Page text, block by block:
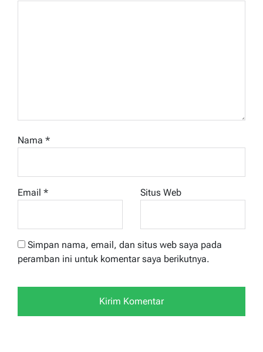
Nama *
Email * Situs Web
Simpan nama, email, dan situs web saya pada
peramban ini untuk komentar saya berikutnya.